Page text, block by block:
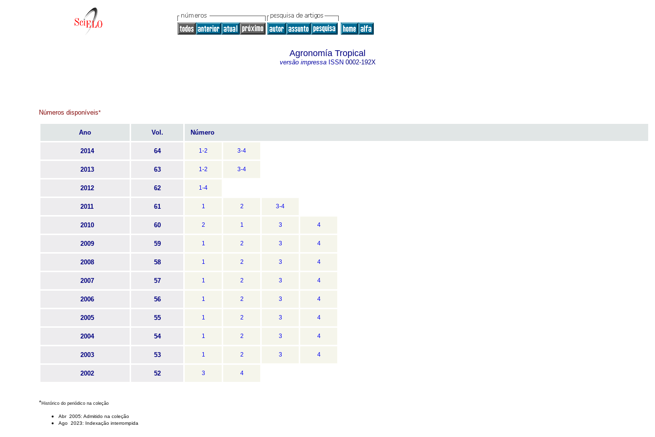
Agronomía Tropical
versão impressaISSN 0002-192X
Números disponíveis*
Ano Vol. Número
2014 64 1-2 3-4
2013 63 1-2 3-4
2012 62 1-4
2011 61 1 2 3-4
2010 60 2 1 3 4
2009 59 1 2 3 4
2008 58 1 2 3 4
2007 57 1 2 3 4
2006 56 1 2 3 4
2005 55 1 2 3 4
2004 54 1 2 3 4
2003 53 1 2 3 4
2002 52 3 4
*Histórico do periódico na coleção
Abr 2005: Admitido na coleção
Ago 2023: Indexação interrompida